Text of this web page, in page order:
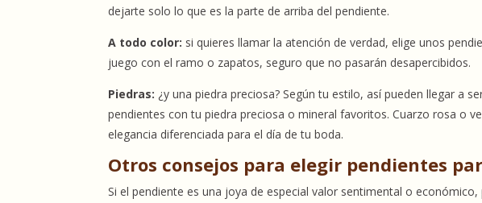
dejarte solo lo que es la parte de arriba del pendiente.
A todo color: si quieres llamar la atención de verdad, elige unos
juego con el ramo o zapatos, seguro que no pasarán desapercibidos.
Piedras: ¿y una piedra preciosa? Según tu estilo, así pueden llegar a
pendientes con tu piedra preciosa o mineral favoritos. Cuarzo rosa o
elegancia diferenciada para el día de tu boda.
Otros consejos para elegir pendientes
Si el pendiente es una joya de especial valor sentimental o